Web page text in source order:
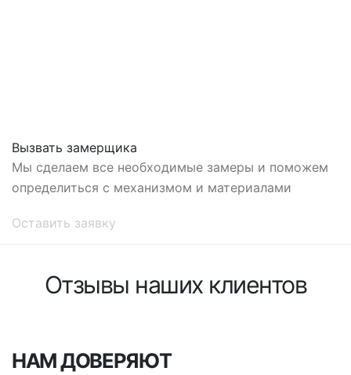
Вызвать замерщика
Мы сделаем все необходимые замеры и поможем
определиться с механизмом и материалами
Оставить заявку
Отзывы наших клиентов
НАМ ДОВЕРЯЮТ